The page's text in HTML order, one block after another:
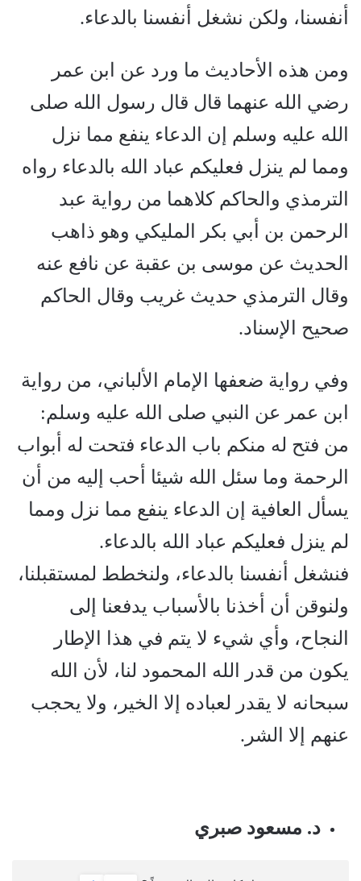
أنفسنا، ولكن نشغل أنفسنا بالدعاء.
ومن هذه الأحاديث ما ورد عن ابن عمر
رضي الله عنهما قال قال رسول الله صلى
الله عليه وسلم إن الدعاء ينفع مما نزل
ومما لم ينزل فعليكم عباد الله بالدعاء رواه
الترمذي والحاكم كلاهما من رواية عبد
الرحمن بن أبي بكر المليكي وهو ذاهب
الحديث عن موسى بن عقبة عن نافع عنه
وقال الترمذي حديث غريب وقال الحاكم
صحيح الإسناد.
وفي رواية ضعفها الإمام الألباني، من رواية
ابن عمر عن النبي صلى الله عليه وسلم:
من فتح له منكم باب الدعاء فتحت له أبواب
الرحمة وما سئل الله شيئا أحب إليه من أن
يسأل العافية إن الدعاء ينفع مما نزل ومما
لم ينزل فعليكم عباد الله بالدعاء.
فنشغل أنفسنا بالدعاء، ولنخطط لمستقبلنا،
ولنوقن أن أخذنا بالأسباب يدفعنا إلى
النجاح، وأي شيء لا يتم في هذا الإطار
يكون من قدر الله المحمود لنا، لأن الله
سبحانه لا يقدر لعباده إلا الخير، ولا يحجب
عنهم إلا الشر.
د. مسعود صبري